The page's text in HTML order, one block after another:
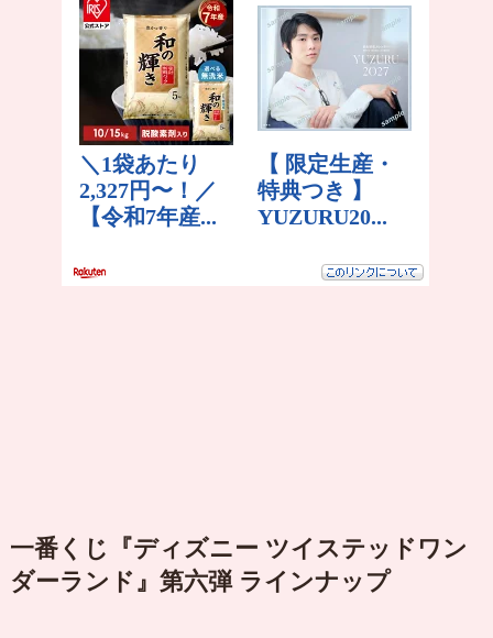
一番くじ『ディズニー ツイステッドワン
ダーランド』第六弾 ラインナップ